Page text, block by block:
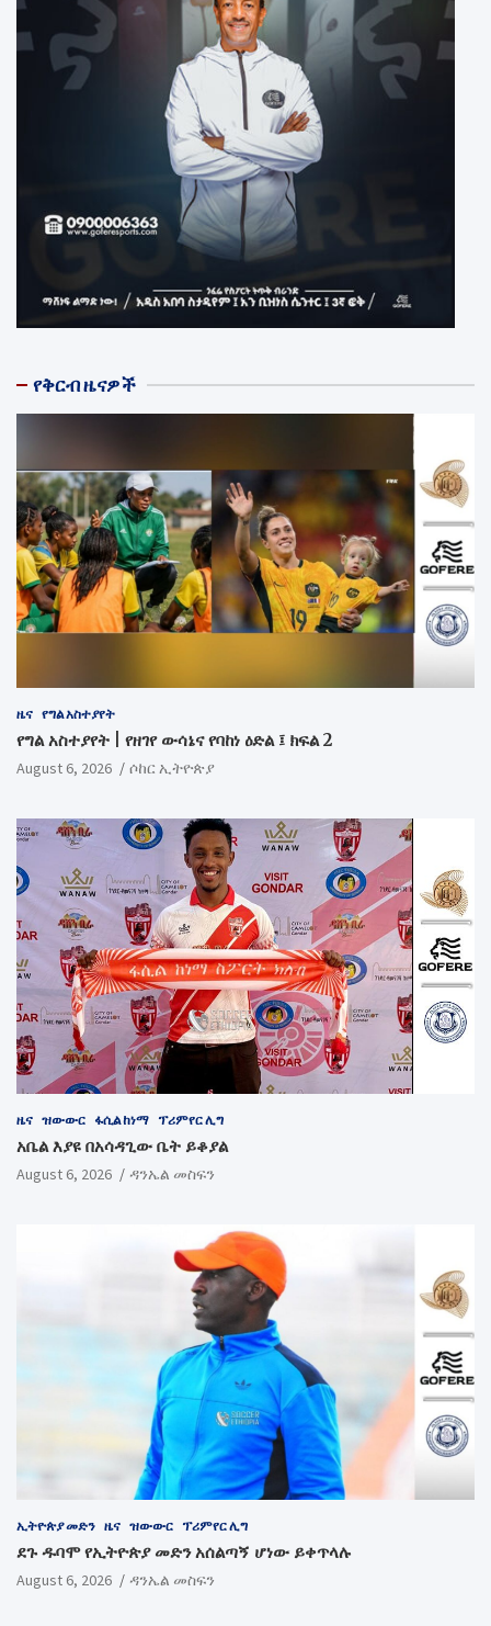
የቅርብ ዜናዎች
ዜና የግል አስተያየት
የግል አስተያየት | የዘገየ ውሳኔና የባከነ ዕድል ፤ ክፍል 2
August 6, 2026 ሶከር ኢትዮጵያ
ዜና ዝውውር ፋሲል ከነማ ፕሪምየር ሊግ
አቤል እያዩ በአሳዳጊው ቤት ይቆያል
August 6, 2026 ዳንኤል መስፍን
ኢትዮጵያ መድን ዜና ዝውውር ፕሪምየር ሊግ
ደጉ ዱባሞ የኢትዮጵያ መድን አሰልጣኝ ሆነው ይቀጥላሉ
August 6, 2026 ዳንኤል መስፍን